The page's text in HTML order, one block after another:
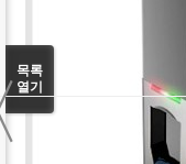
목록
열기